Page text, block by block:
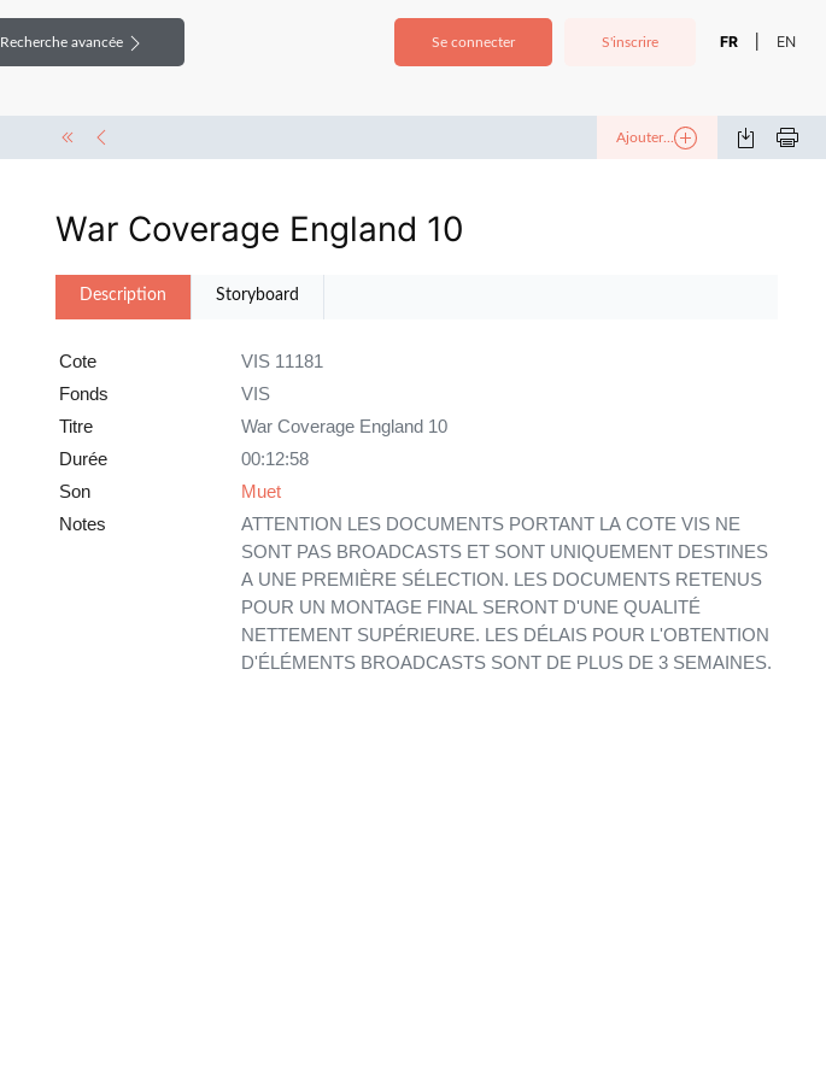
Se connecter S'inscrire FR EN
Recherche avancée
Ajouter...
War Coverage England 10
Description Storyboard
Cote
VIS 11181
Fonds
VIS
Titre
War Coverage England 10
Durée
00:12:58
Son
Muet
Notes
ATTENTION LES DOCUMENTS PORTANT LA COTE VIS NE
SONT PAS BROADCASTS ET SONT UNIQUEMENT DESTINES
A UNE PREMIÈRE SÉLECTION. LES DOCUMENTS RETENUS
POUR UN MONTAGE FINAL SERONT D'UNE QUALITÉ
NETTEMENT SUPÉRIEURE. LES DÉLAIS POUR L'OBTENTION
D'ÉLÉMENTS BROADCASTS SONT DE PLUS DE 3 SEMAINES.